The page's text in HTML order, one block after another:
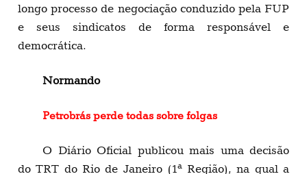
longo processo de negociação conduzido pela FUP
e seus sindicatos de forma responsável e
democrática.
Normando
Petrobrás perde todas sobre folgas
O Diário Oficial publicou mais uma decisão
do TRT do Rio de Janeiro (1ª Região), na qual a